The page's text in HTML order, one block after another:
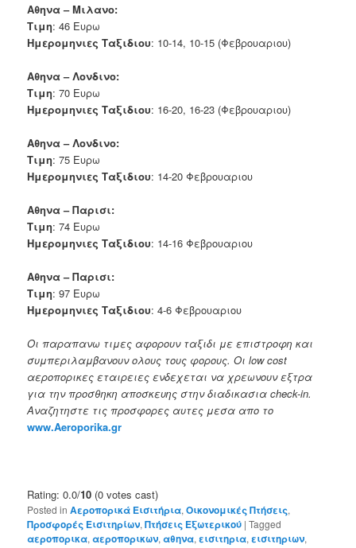
Αθηνα – Μιλανο:
Τιμη: 46 Ευρω
Ημερομηνιες Ταξιδιου: 10-14, 10-15 (Φεβρουαριου)
Αθηνα – Λονδινο:
Τιμη: 70 Ευρω
Ημερομηνιες Ταξιδιου: 16-20, 16-23 (Φεβρουαριου)
Αθηνα – Λονδινο:
Τιμη: 75 Ευρω
Ημερομηνιες Ταξιδιου: 14-20 Φεβρουαριου
Αθηνα – Παρισι:
Τιμη: 74 Ευρω
Ημερομηνιες Ταξιδιου: 14-16 Φεβρουαριου
Αθηνα – Παρισι:
Τιμη: 97 Ευρω
Ημερομηνιες Ταξιδιου: 4-6 Φεβρουαριου
Οι παραπανω τιμες αφορουν ταξιδι με επιστροφη και
συμπεριλαμβανουν ολους τους φορους. Οι low cost
αεροπορικες εταιρειες ενδεχεται να χρεωνουν εξτρα
για την προσθηκη αποσκευης στην διαδικασια check-in.
Αναζητηστε τις προσφορες αυτες μεσα απο το
www.Aeroporika.gr
Rating: 0.0/10 (0 votes cast)
Posted in Αεροπορικά Εισιτήρια,Οικονομικές Πτήσεις,
Προσφορές Εισιτηρίων,Πτήσεις Εξωτερικού |Tagged
αεροπορικα,αεροπορικων,αθηνα,εισιτηρια,εισιτηριων,